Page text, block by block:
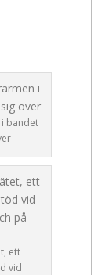
bandet
ett
vid